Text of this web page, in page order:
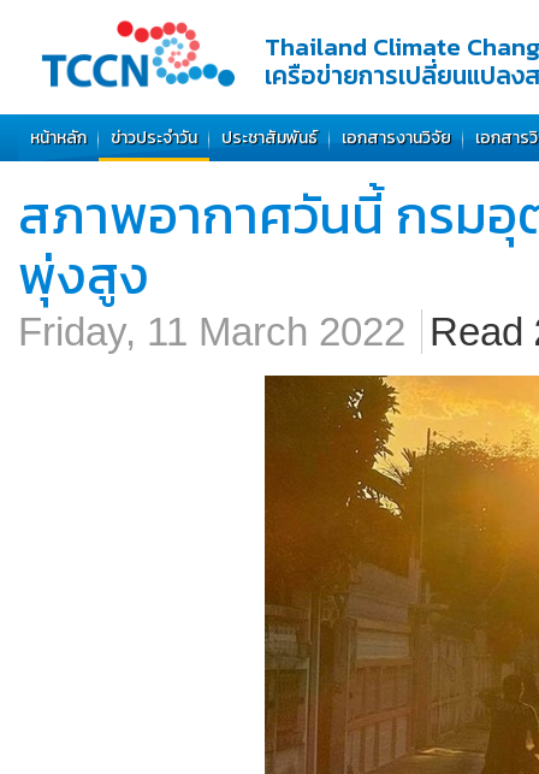
Thailand Climate
เครือข่ายการเปลี่ยนแปลง
หน้าหลัก ข่าวประจำวัน ประชาสัมพันธ์ เอกสารงานวิจัย เอกสาร
สภาพอากาศวันนี้ กรม
พุ่งสูง
Friday, 11 March 2022 Read